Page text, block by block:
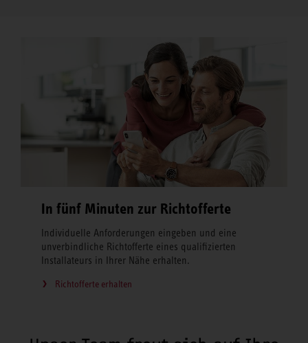
In fünf Minuten zur Richtofferte
Individuelle Anforderungen eingeben und eine
unverbindliche Richtofferte eines qualifizierten
Installateurs in Ihrer Nähe erhalten.
Richtofferte erhalten